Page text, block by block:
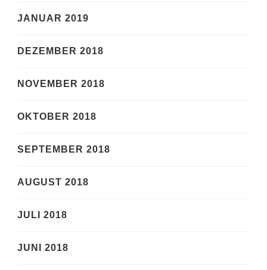
JANUAR 2019
DEZEMBER 2018
NOVEMBER 2018
OKTOBER 2018
SEPTEMBER 2018
AUGUST 2018
JULI 2018
JUNI 2018